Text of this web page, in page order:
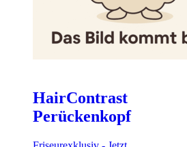
HairContrast
Perückenkopf